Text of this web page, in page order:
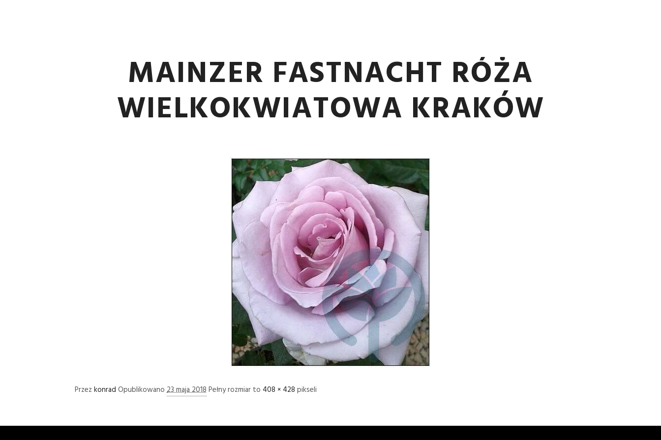
MAINZER FASTNACHT RÓŻA
WIELKOKWIATOWA KRAKÓW
Przez konrad Opublikowano 23 maja 2018 Pełny rozmiar to 408 × 428 pikseli